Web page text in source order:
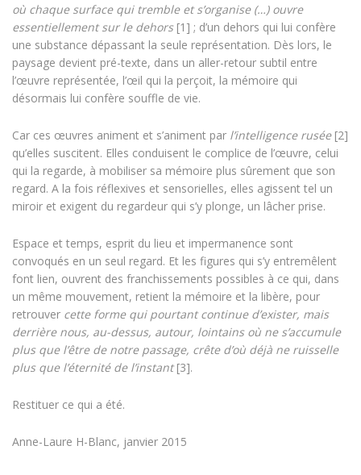
où chaque surface qui tremble et s’organise (…) ouvre
essentiellement sur le dehors [1] ; d’un dehors qui lui confère
une substance dépassant la seule représentation. Dès lors, le
paysage devient pré-texte, dans un aller-retour subtil entre
l’œuvre représentée, l’œil qui la perçoit, la mémoire qui
désormais lui confère souffle de vie.
Car ces œuvres animent et s’animent par l’intelligence rusée[2]
qu’elles suscitent. Elles conduisent le complice de l’œuvre, celui
qui la regarde, à mobiliser sa mémoire plus sûrement que son
regard. A la fois réflexives et sensorielles, elles agissent tel un
miroir et exigent du regardeur qui s’y plonge, un lâcher prise.
Espace et temps, esprit du lieu et impermanence sont
convoqués en un seul regard. Et les figures qui s’y entremêlent
font lien, ouvrent des franchissements possibles à ce qui, dans
un même mouvement, retient la mémoire et la libère, pour
retrouver cette forme qui pourtant continue d’exister, mais
derrière nous, au-dessus, autour, lointains où ne s’accumule
plus que l’être de notre passage, crête d’où déjà ne ruisselle
plus que l’éternité de l’instant[3].
Restituer ce qui a été.
Anne-Laure H-Blanc, janvier 2015